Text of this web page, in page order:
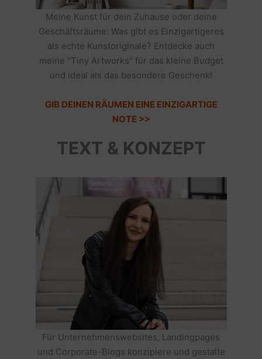
Meine Kunst für dein Zuhause oder deine
Geschäftsräume: Was gibt es Einzigartigeres
als echte Kunstoriginale? Entdecke auch
meine "Tiny Artworks" für das kleine Budget
und ideal als das besondere Geschenk!
GIB DEINEN RÄUMEN EINE EINZIGARTIGE
NOTE >>
TEXT & KONZEPT
Für Unternehmenswebsites, Landingpages
und Corporate-Blogs konzipiere und gestalte